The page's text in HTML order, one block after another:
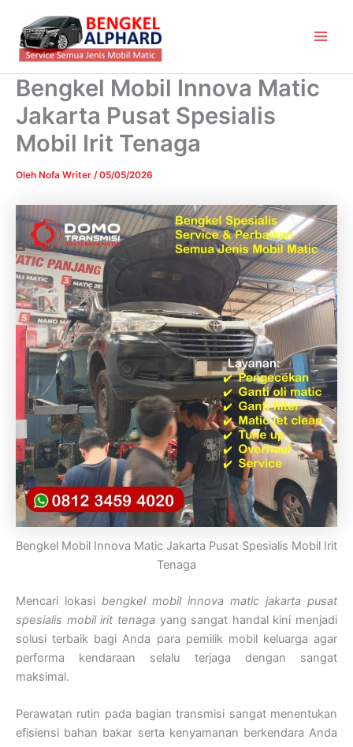
konten
Bengkel Mobil Innova Matic
Jakarta Pusat Spesialis
Mobil Irit Tenaga
Oleh Nofa Writer /05/05/2026
Bengkel Mobil Innova Matic Jakarta Pusat Spesialis Mobil Irit
Tenaga
Mencari lokasi bengkel mobil innova matic jakarta pusat
spesialis mobil irit tenagayang sangat handal kini menjadi
solusi terbaik bagi Anda para pemilik mobil keluarga agar
performa kendaraan selalu terjaga dengan sangat
maksimal.
Perawatan rutin pada bagian transmisi sangat menentukan
efisiensi bahan bakar serta kenyamanan berkendara Anda